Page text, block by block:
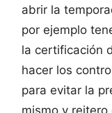
abrir la
por ejemplo
la certificación
hacer los
para evitar la
mismo y